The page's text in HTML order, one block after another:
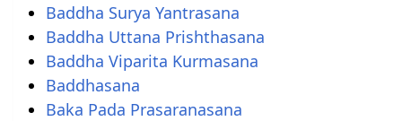
Baddha Surya Yantrasana
Baddha Uttana Prishthasana
Baddha Viparita Kurmasana
Baddhasana
Baka Pada Prasaranasana